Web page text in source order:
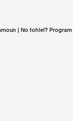
| No tohle!?